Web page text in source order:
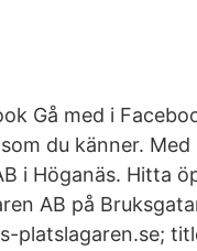
Gå med i
du känner.
i Höganäs. Hitta
AB på